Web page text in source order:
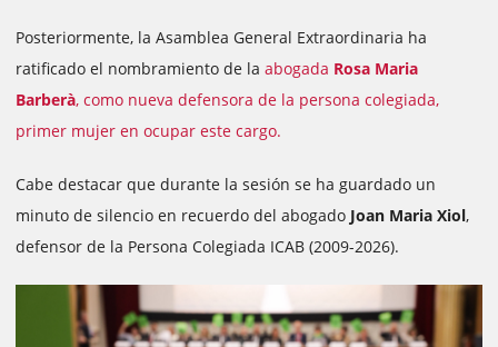
Posteriormente, la Asamblea General Extraordinaria ha
ratificado el nombramiento de la abogada Rosa Maria
Barberà, como nueva defensora de la persona colegiada,
primer mujer en ocupar este cargo.
Cabe destacar que durante la sesión se ha guardado un
minuto de silencio en recuerdo del abogado Joan Maria Xiol,
defensor de la Persona Colegiada ICAB (2009-2026).